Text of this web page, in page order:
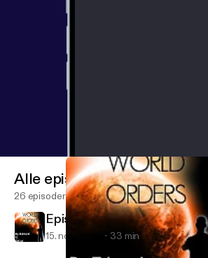
Alle episoder
26 episoder
Episode Twenty-Six:
15. nov. 2008 33 min